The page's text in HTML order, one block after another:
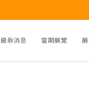
最新消息 當期展覽